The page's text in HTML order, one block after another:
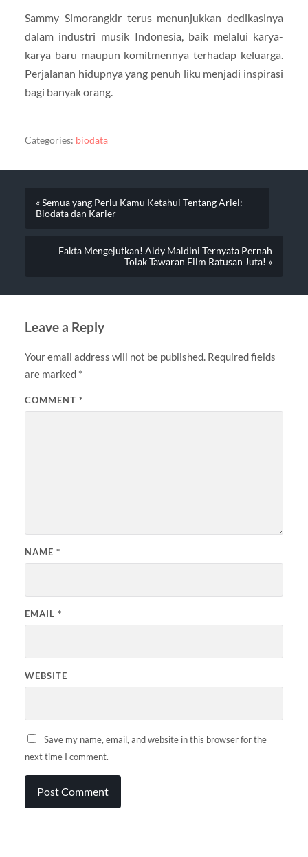
Sammy Simorangkir terus menunjukkan dedikasinya
dalam industri musik Indonesia, baik melalui karya-
karya baru maupun komitmennya terhadap keluarga.
Perjalanan hidupnya yang penuh liku menjadi inspirasi
bagi banyak orang.
Categories: biodata
« Semua yang Perlu Kamu Ketahui Tentang Ariel:
Biodata dan Karier
Fakta Mengejutkan! Aldy Maldini Ternyata Pernah
Tolak Tawaran Film Ratusan Juta! »
Leave a Reply
Your email address will not be published. Required fields
are marked *
COMMENT *
NAME *
EMAIL *
WEBSITE
Save my name, email, and website in this browser for the
next time I comment.